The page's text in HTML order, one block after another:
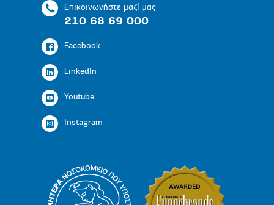
Επικοινωνήστε μαζί μας
210 68 69 000
Facebook
LinkedIn
Youtube
Instagram